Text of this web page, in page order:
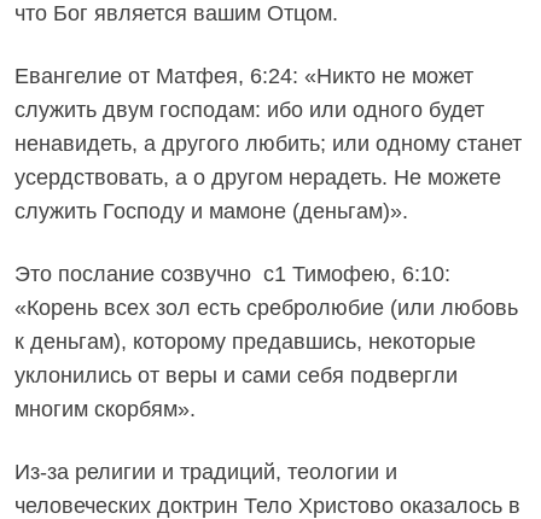
что Бог является вашим Отцом.
Евангелие от Матфея, 6:24: «Никто не может
служить двум господам: ибо или одного будет
ненавидеть, а другого любить; или одному станет
усердствовать, а о другом нерадеть. Не можете
служить Господу и мамоне (деньгам)».
Это послание созвучно с1 Тимофею, 6:10:
«Корень всех зол есть сребролюбие (или любовь
к деньгам), которому предавшись, некоторые
уклонились от веры и сами себя подвергли
многим скорбям».
Из-за религии и традиций, теологии и
человеческих доктрин Тело Христово оказалось в